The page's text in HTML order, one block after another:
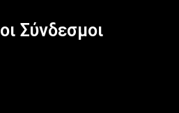
Σύνδεσμοι